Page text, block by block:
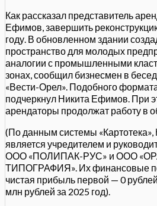
Как рассказал представитель
Ефимов, завершить
году. В обновленном здании
пространство для молодых
аналогии с промышленными
зонах, сообщил бизнесмен в
«Вести-Орел». Подобного формата
подчеркнул Никита Ефимов. При
арендаторы продолжат работу в
(По данным системы
является учредителем и
ООО «ПОЛИПАК-РУС» и ООО
ТИПОГРАФИЯ». Их финансовые
чистая прибыль первой — 0
млн рублей за 2025 год).